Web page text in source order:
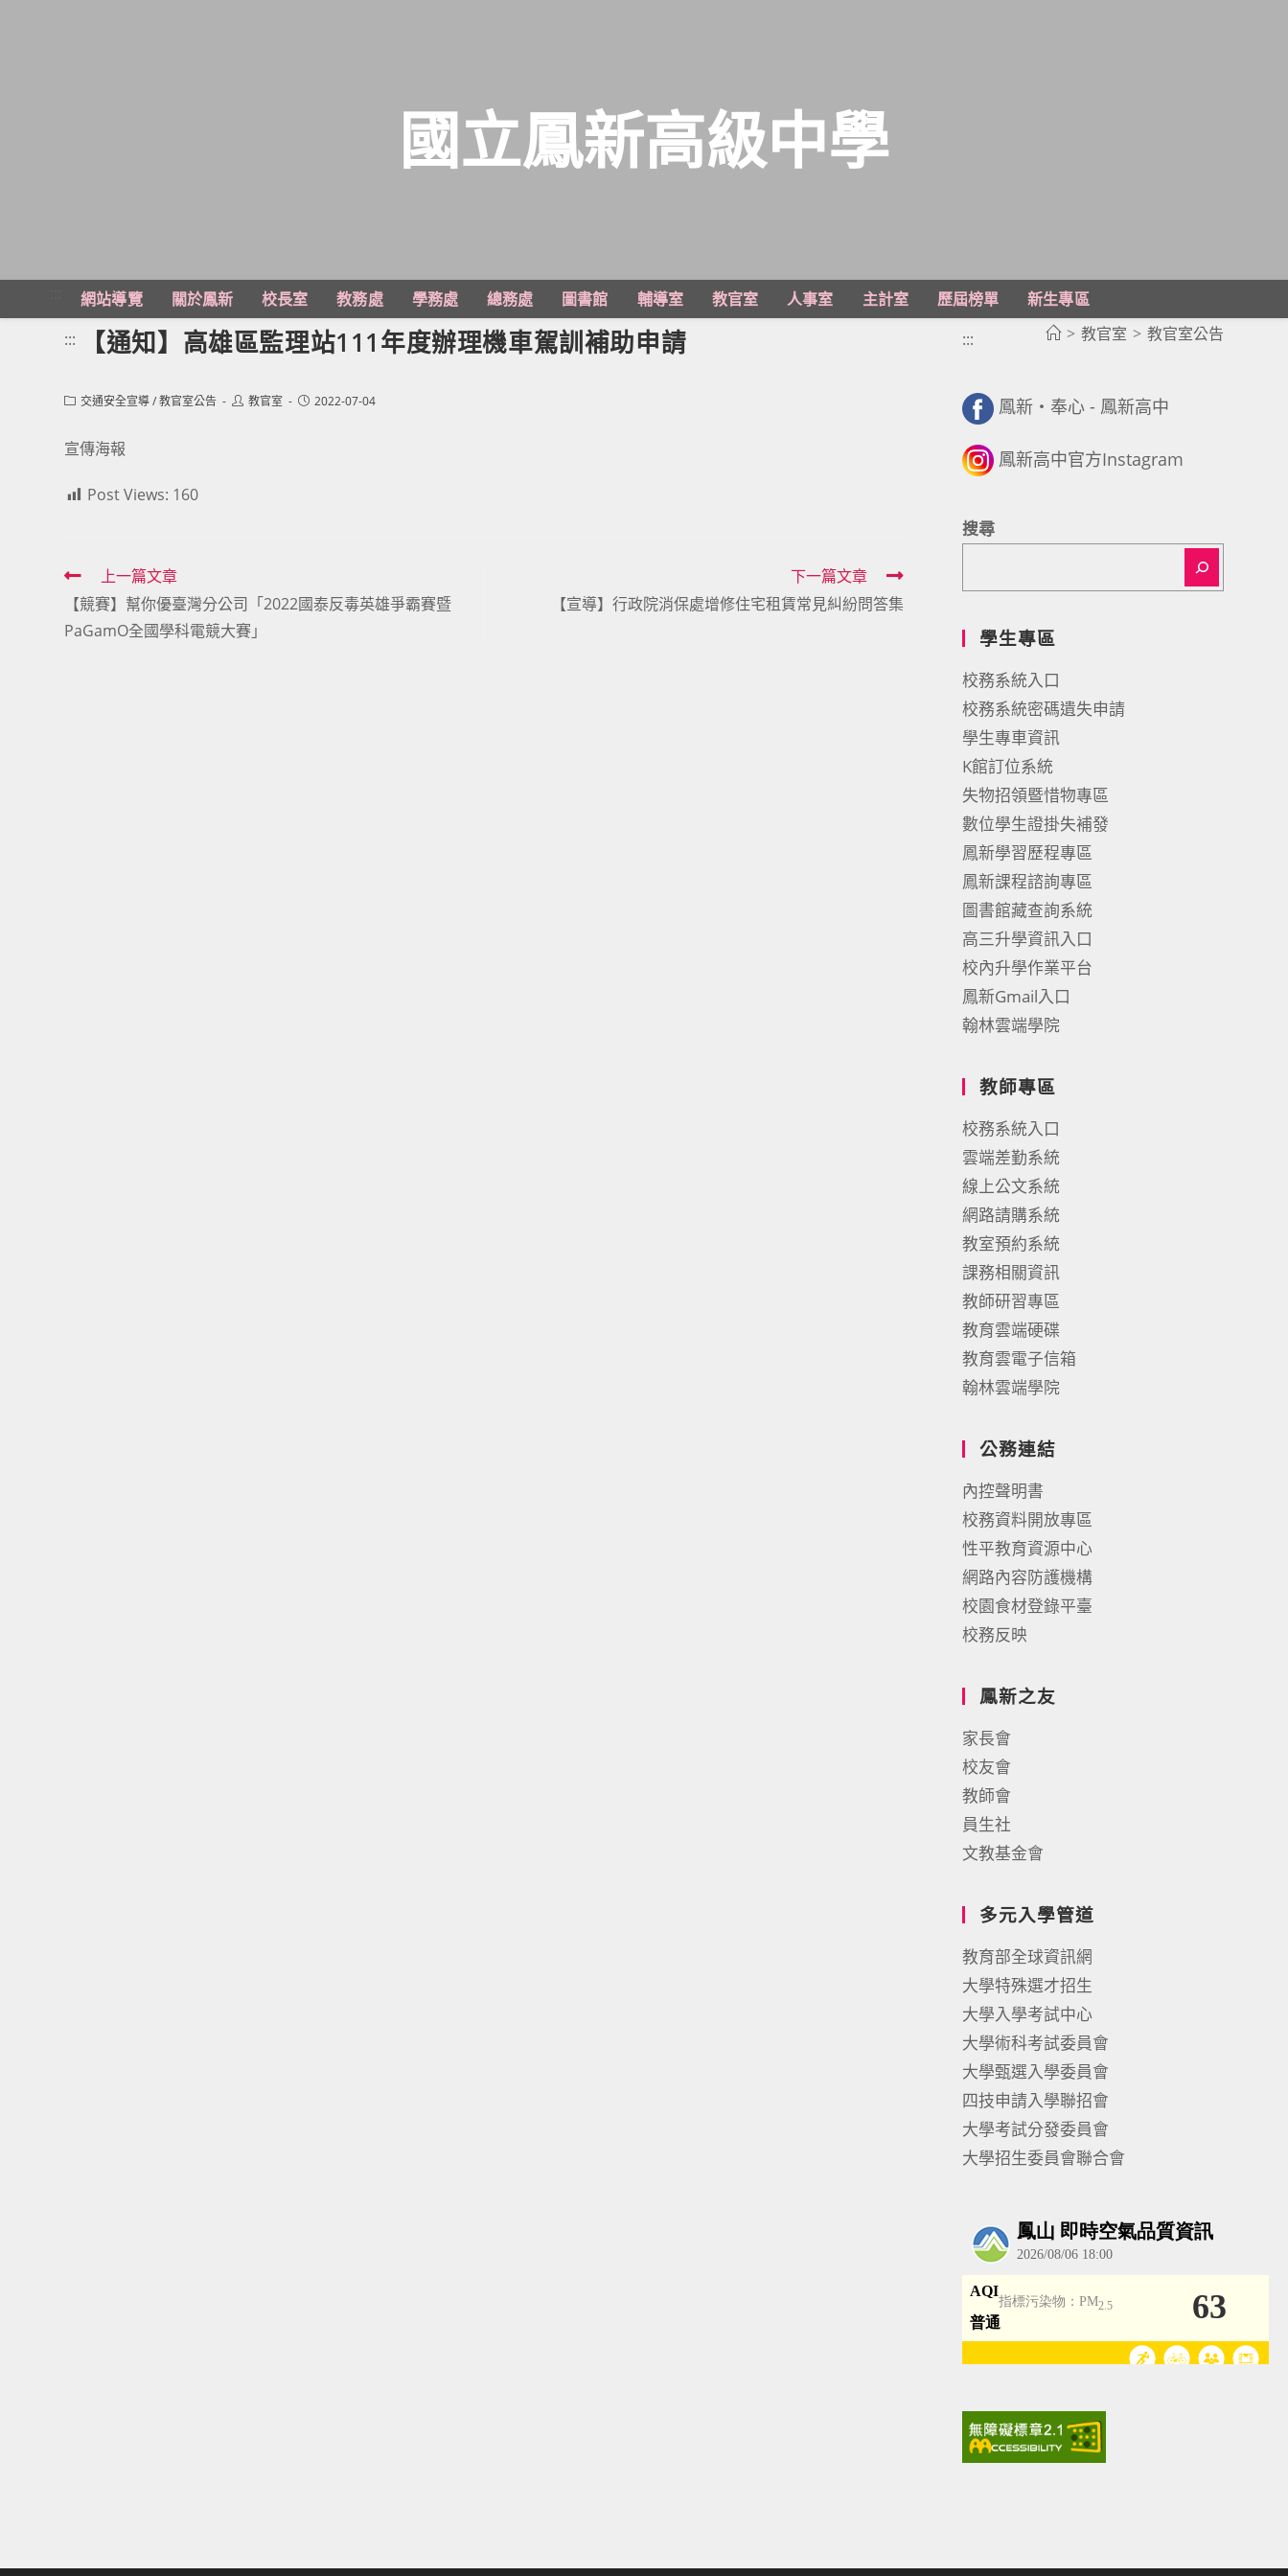
主
國立鳳新高級中學
網站導覽 關於鳳新 校長室 教務處 學務處 總務處 圖書館 輔導室 教官室 人事室 主計室 歷屆榜單
新生專區
> 教官室 > 教官室公告
::: 【通知】高雄區監理站111年度辦理機車駕訓補助申請
Post交通安全宣導/教官室公告
Post教官室
Post2022-07-04
宣傳海報
Post Views: 160
Read
more
articles
上一篇文章
【競賽】幫你優臺灣分公司「2022國泰反毒英雄爭霸賽暨
PaGamO全國學科電競大賽」
下一篇文章
【宣導】行政院消保處增修住宅租賃常見糾紛問答集
:::
鳳新・奉心 - 鳳新高中
鳳新高中官方Instagram
搜尋
學生專區
校務系統入口
校務系統密碼遺失申請
學生專車資訊
K館訂位系統
失物招領暨惜物專區
數位學生證掛失補發
鳳新學習歷程專區
鳳新課程諮詢專區
圖書館藏查詢系統
高三升學資訊入口
校內升學作業平台
鳳新Gmail入口
翰林雲端學院
教師專區
校務系統入口
雲端差勤系統
線上公文系統
網路請購系統
教室預約系統
課務相關資訊
教師研習專區
教育雲端硬碟
教育雲電子信箱
翰林雲端學院
公務連結
內控聲明書
校務資料開放專區
性平教育資源中心
網路內容防護機構
校園食材登錄平臺
校務反映
鳳新之友
家長會
校友會
教師會
員生社
文教基金會
多元入學管道
教育部全球資訊網
大學特殊選才招生
大學入學考試中心
大學術科考試委員會
大學甄選入學委員會
四技申請入學聯招會
大學考試分發委員會
大學招生委員會聯合會